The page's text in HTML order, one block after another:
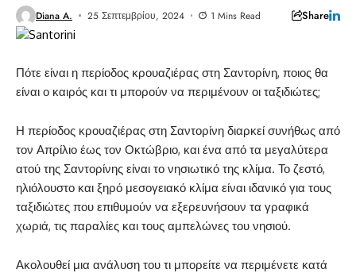
Diana A. 25 Σεπτεμβρίου, 2024 1 Mins Read Share
Πότε είναι η περίοδος κρουαζιέρας στη Σαντορίνη, ποιος θα
είναι ο καιρός και τι μπορούν να περιμένουν οι ταξιδιώτες;
Η περίοδος κρουαζιέρας στη Σαντορίνη διαρκεί συνήθως από
τον Απρίλιο έως τον Οκτώβριο, και ένα από τα μεγαλύτερα
ατού της Σαντορίνης είναι το νησιωτικό της κλίμα. Το ζεστό,
ηλιόλουστο και ξηρό μεσογειακό κλίμα είναι ιδανικό για τους
ταξιδιώτες που επιθυμούν να εξερευνήσουν τα γραφικά
χωριά, τις παραλίες και τους αμπελώνες του νησιού.
Ακολουθεί μια ανάλυση του τι μπορείτε να περιμένετε κατά